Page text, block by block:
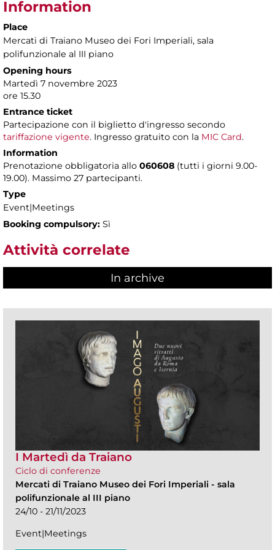
Information
Place
Mercati di Traiano Museo dei Fori Imperiali, sala
polifunzionale al III piano
Opening hours
Martedì 7 novembre 2023
ore 15.30
Entrance ticket
Partecipazione con il biglietto d'ingresso secondo
tariffazione vigente. Ingresso gratuito con la MIC Card.
Information
Prenotazione obbligatoria allo 060608 (tutti i giorni 9.00-
19.00). Massimo 27 partecipanti.
Type
Event|Meetings
Booking compulsory: Sì
Attività correlate
In archive
I Martedì da Traiano
Ciclo di conferenze
Mercati di Traiano Museo dei Fori Imperiali - sala
polifunzionale al III piano
24/10 - 21/11/2023
Event|Meetings